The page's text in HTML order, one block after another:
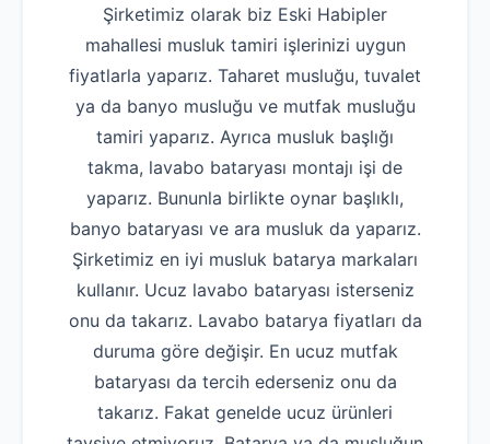
Şirketimiz olarak biz Eski Habipler
mahallesi musluk tamiri işlerinizi uygun
fiyatlarla yaparız. Taharet musluğu, tuvalet
ya da banyo musluğu ve mutfak musluğu
tamiri yaparız. Ayrıca musluk başlığı
takma, lavabo bataryası montajı işi de
yaparız. Bununla birlikte oynar başlıklı,
banyo bataryası ve ara musluk da yaparız.
Şirketimiz en iyi musluk batarya markaları
kullanır. Ucuz lavabo bataryası isterseniz
onu da takarız. Lavabo batarya fiyatları da
duruma göre değişir. En ucuz mutfak
bataryası da tercih ederseniz onu da
takarız. Fakat genelde ucuz ürünleri